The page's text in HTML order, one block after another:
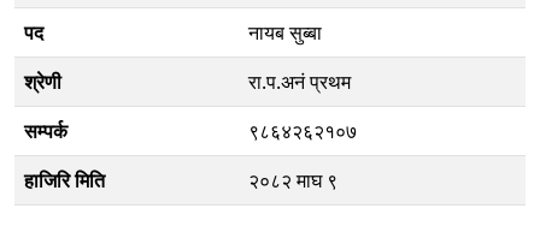
पद
नायब सुब्बा
श्रेणी
रा.प.अनं प्रथम
सम्पर्क
९८६४२६२१०७
हाजिरि मिति
२०८२ माघ ९